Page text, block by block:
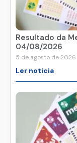
Resultado da
04/08/2026
5 de agosto de 2026
Ler noticia